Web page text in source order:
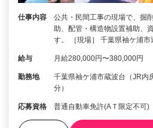
仕事内容
公共・民間工事の現場で、掘
助、配管・構造物設置補助、
す。 ［現場］ 千葉県袖ケ浦市
給与 月給280,000円〜380,000円
勤務地
千葉県袖ケ浦市蔵波台（JR内
分）
応募資格 普通自動車免許(AＴ限定不